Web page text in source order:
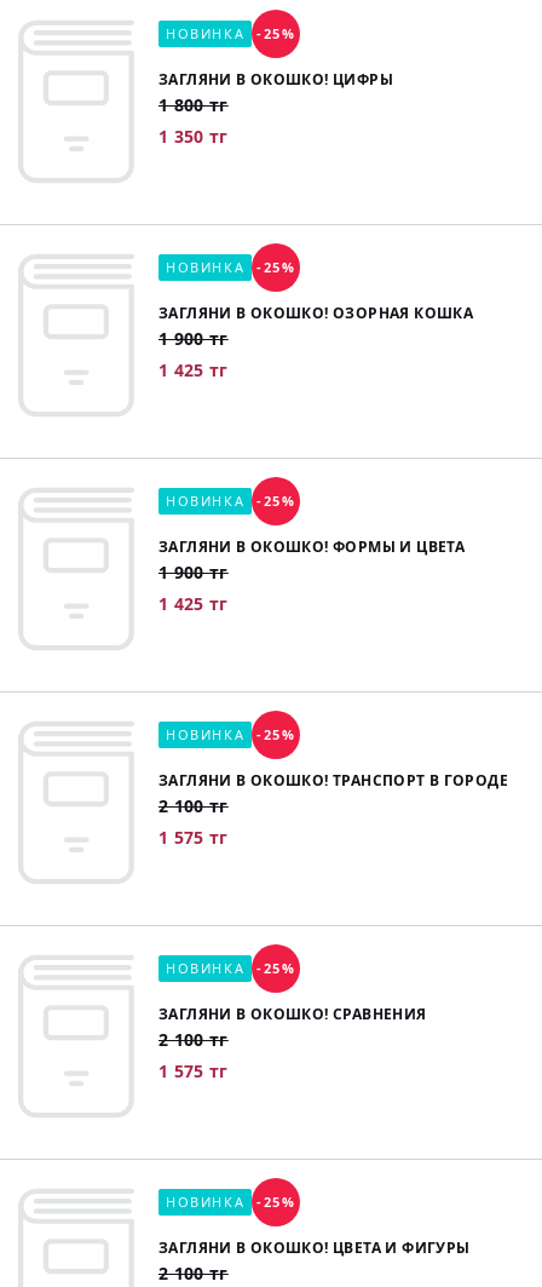
НОВИНКА -25%
ЗАГЛЯНИ В ОКОШКО! ЦИФРЫ
1 800 тг
1 350 тг
НОВИНКА -25%
ЗАГЛЯНИ В ОКОШКО! ОЗОРНАЯ КОШКА
1 900 тг
1 425 тг
НОВИНКА -25%
ЗАГЛЯНИ В ОКОШКО! ФОРМЫ И ЦВЕТА
1 900 тг
1 425 тг
НОВИНКА -25%
ЗАГЛЯНИ В ОКОШКО! ТРАНСПОРТ В ГОРОДЕ
2 100 тг
1 575 тг
НОВИНКА -25%
ЗАГЛЯНИ В ОКОШКО! СРАВНЕНИЯ
2 100 тг
1 575 тг
НОВИНКА -25%
ЗАГЛЯНИ В ОКОШКО! ЦВЕТА И ФИГУРЫ
2 100 тг